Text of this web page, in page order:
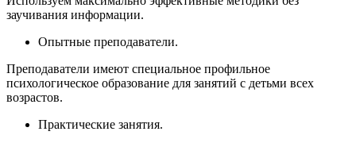
заучивания информации.
Опытные преподаватели.
Преподаватели имеют специальное профильное
психологическое образование для занятий с детьми всех
возрастов.
Практические занятия.